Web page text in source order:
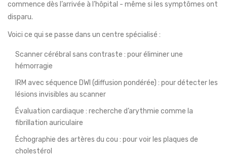
commence dès l’arrivée à l’hôpital - même si les symptômes ont
disparu.
Voici ce qui se passe dans un centre spécialisé :
Scanner cérébral sans contraste : pour éliminer une
hémorragie
IRM avec séquence DWI (diffusion pondérée) : pour détecter les
lésions invisibles au scanner
Évaluation cardiaque : recherche d’arythmie comme la
fibrillation auriculaire
Échographie des artères du cou : pour voir les plaques de
cholestérol